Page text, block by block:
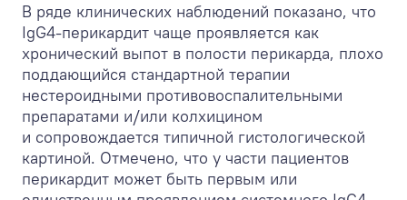
В ряде клинических наблюдений показано, что
IgG4-перикардит чаще проявляется как
хронический выпот в полости перикарда, плохо
поддающийся стандартной терапии
нестероидными противовоспалительными
препаратами и/или колхицином
и сопровождается типичной гистологической
картиной. Отмечено, что у части пациентов
перикардит может быть первым или